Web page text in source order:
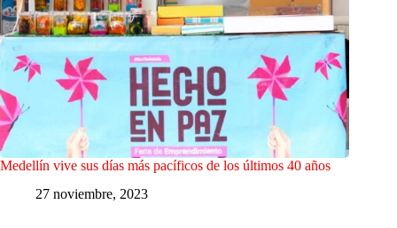
Medellín vive sus días más pacíficos de los últimos 40 años
27 noviembre, 2023